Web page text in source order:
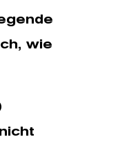
wie